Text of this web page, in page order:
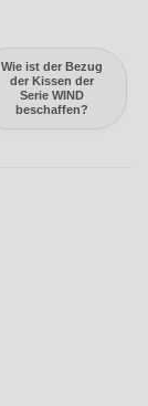
Wie ist der Bezug
der Kissen der
Serie WIND
beschaffen?